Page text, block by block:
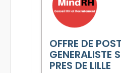
OFFRE DE
GENERALISTE
PRES DE LILLE